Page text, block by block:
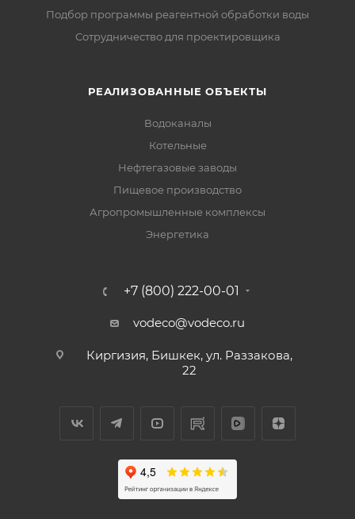
Подбор программы реагентной обработки воды
Сотрудничество для проектировщика
РЕАЛИЗОВАННЫЕ ОБЪЕКТЫ
Водоканалы
Котельные
Нефтегазовые заводы
Пищевое производство
Агропромышленные комплексы
Энергетика
+7 (800) 222-00-01
vodeco@vodeco.ru
Киргизия, Бишкек, ул. Раззакова,
22